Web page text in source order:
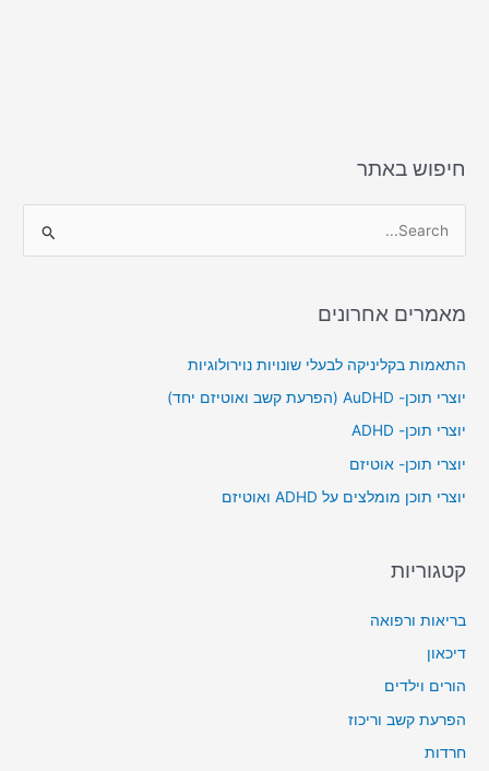
חיפוש באתר
r
o
r
:
מאמרים אחרונים
התאמות בקליניקה לבעלי שונויות נוירולוגיות
יוצרי תוכן- AuDHD (הפרעת קשב ואוטיזם יחד)
יוצרי תוכן- ADHD
יוצרי תוכן- אוטיזם
יוצרי תוכן מומלצים על ADHD ואוטיזם
קטגוריות
בריאות ורפואה
דיכאון
הורים וילדים
הפרעת קשב וריכוז
חרדות